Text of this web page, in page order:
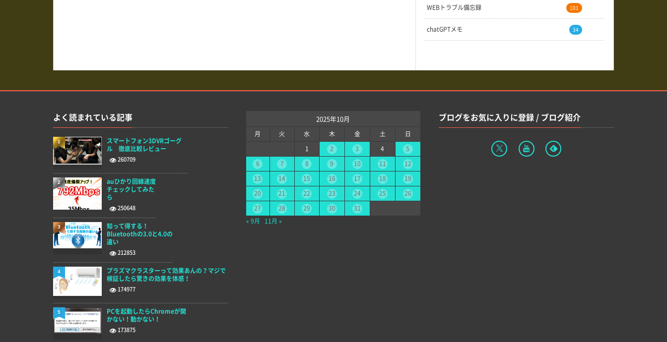
WEBトラブル備忘録 101
chatGPTメモ 34
よく読まれている記事
スマートフォン3DVRゴーグ
ル 徹底比較レビュー
260709
1
auひかり回線速度
チェックしてみた
ら
250648
2
知って得する！
Bluetoothの3.0と4.0の
違い
212853
3
プラズマクラスターって効果あんの？マジで
検証したら驚きの効果を体感！
174977
4
PCを起動したらChromeが開
かない！動かない！
173875
5
2025年10月
月 火 水 木 金 土
日
1
2 3 4
5
6
7 8 9 10 11
12
13
14 15 16 17 18
19
20
21 22 23 24 25
26
27
28 29 30
31
« 9月
11月 »
ブログをお気に入りに登録 / ブログ紹介